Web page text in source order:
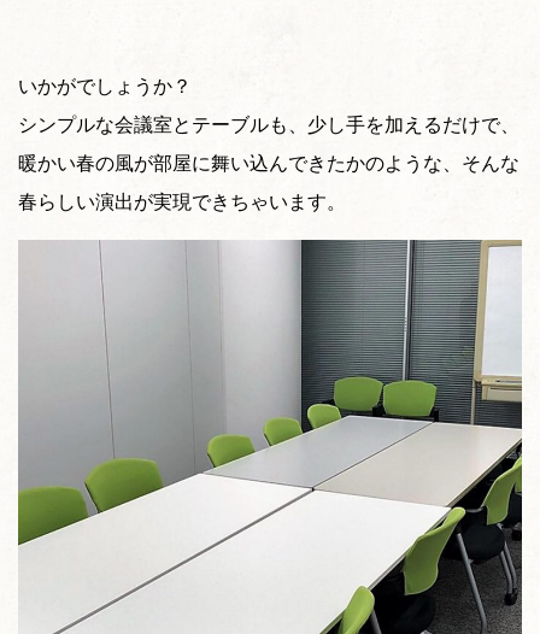
いかがでしょうか？
シンプルな会議室とテーブルも、少し手を加えるだけで、
暖かい春の風が部屋に舞い込んできたかのような、そんな
春らしい演出が実現できちゃいます。